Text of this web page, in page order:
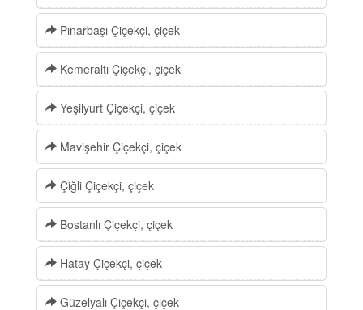
Pınarbaşı Çiçekçi, çiçek
Kemeraltı Çiçekçi, çiçek
Yeşilyurt Çiçekçi, çiçek
Mavişehir Çiçekçi, çiçek
Çiğli Çiçekçi, çiçek
Bostanlı Çiçekçi, çiçek
Hatay Çiçekçi, çiçek
Güzelyalı Çiçekçi, çiçek